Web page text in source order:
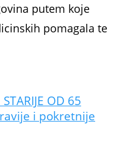
putem koje
pomagala te
OD 65
i pokretnije